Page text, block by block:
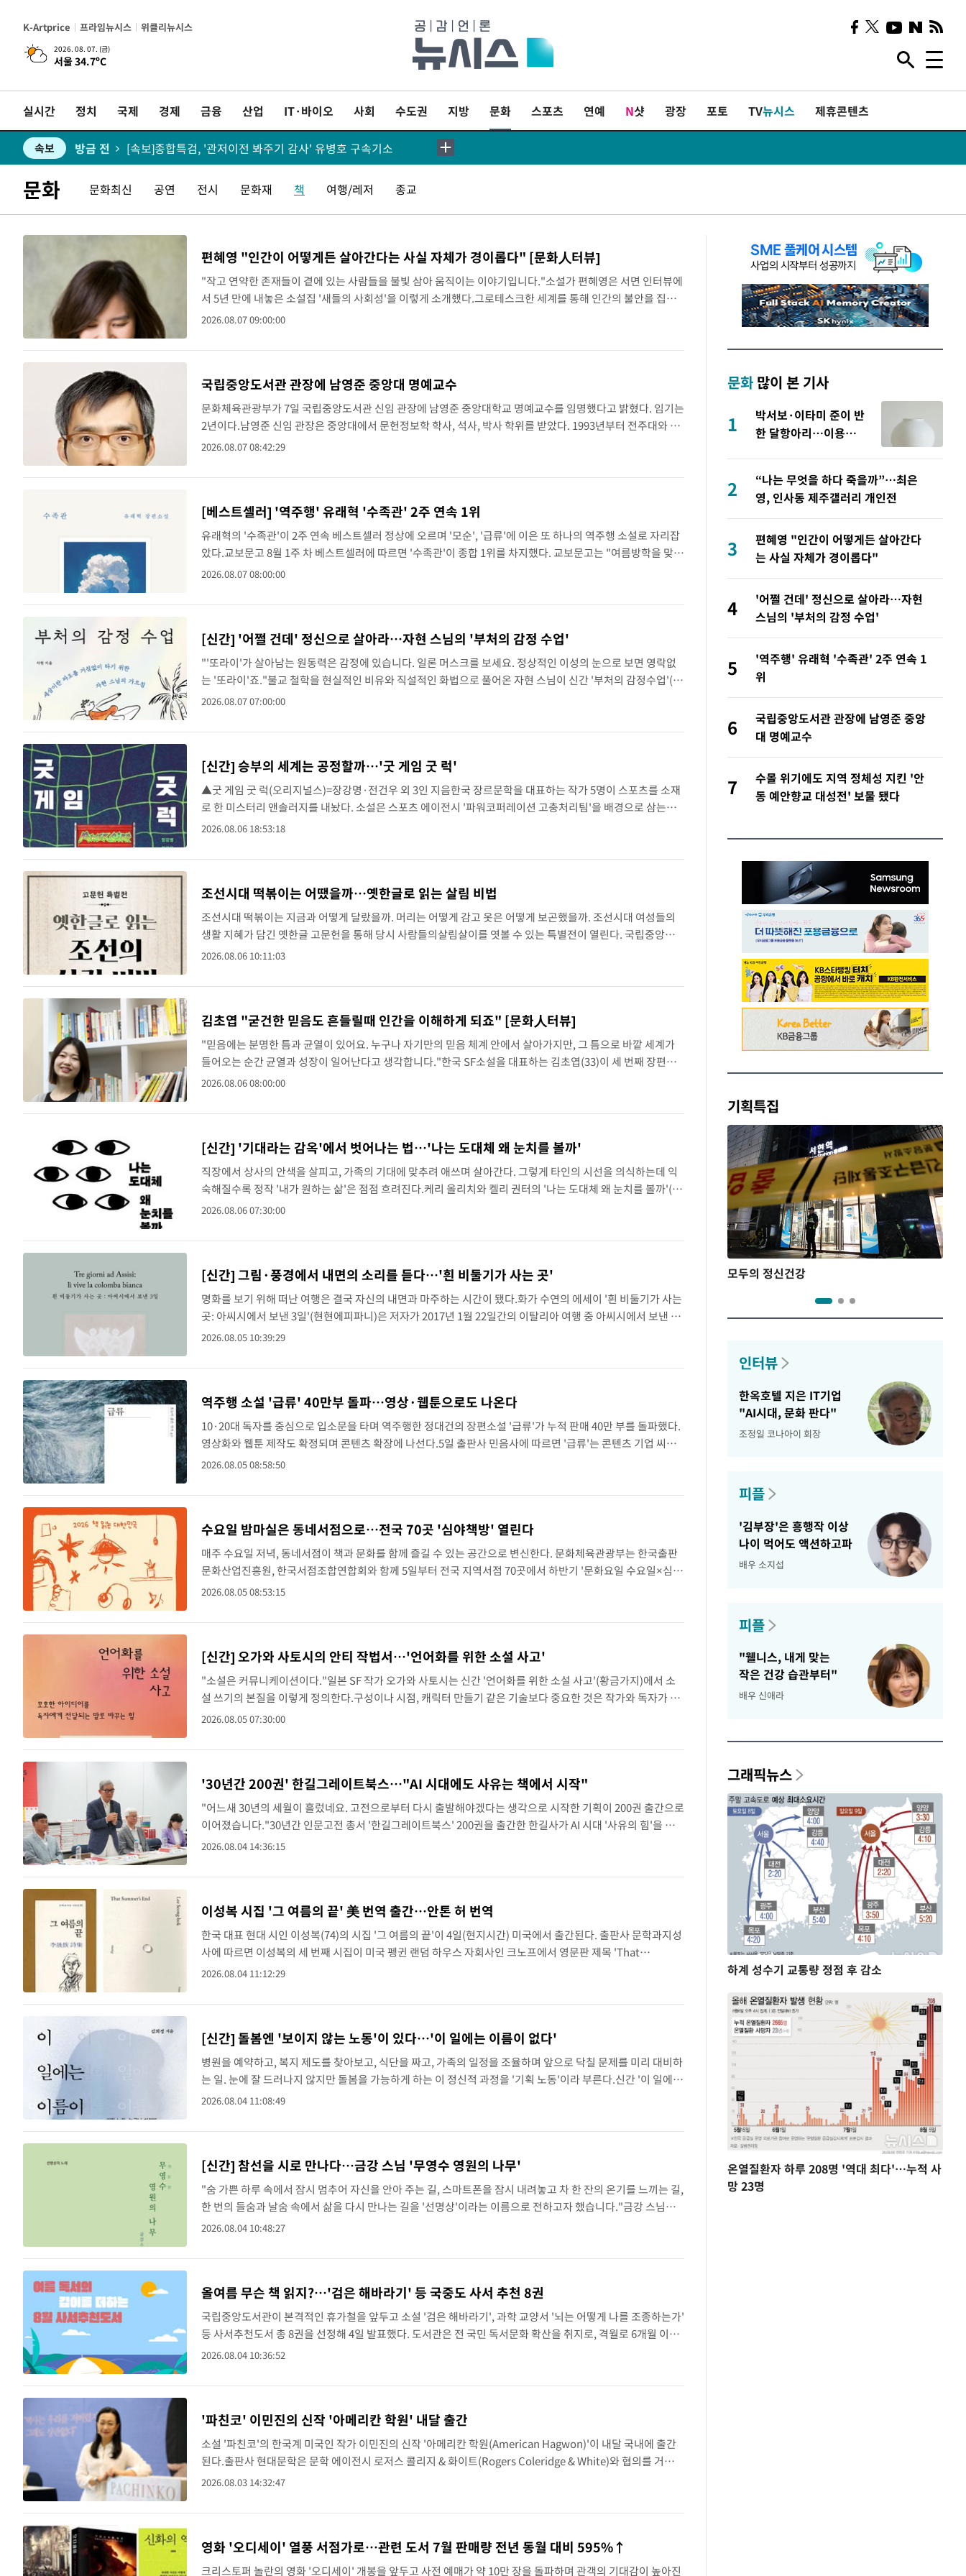
K-Artprice 프라임뉴시스 위클리뉴시스
2026. 08. 07. (금)
서울 34.7ºC
실시간 정치 국제 경제 금융 산업 IT·바이오 사회 수도권 지방 문화 스포츠 연예 N샷 광장 포토 TV뉴시스 제휴콘텐츠
방금 전 [속보] 7월 중국 수출 23.9%↑ 수입 27.5%↑…무역총액 25.3%↑
속보 방금 전 [속보]'채상병 순직 책임' 임성근, 항소심도 징역 3년
속보 방금 전 [속보]종합특검, '관저이전 봐주기 감사' 유병호 구속기소
속보 방금 전 민주 콩고 에볼라환자 4천명 돌파, 4053명 발생 1850명 사망
속보
속보 방금 전 "미 전국적 살모네라 식중독 원인은 멕시코산 할라피뇨"-- CDC
방금 전 [속보]경찰·노동부, HL만도 평택사업장 끼임 사망 관련 압수수색
방금 전 [속보]합수본, '투표율 허위 입력' 중앙·서울·경기도 선관위 등 9곳 압수수색
속보 방금 전 [속보]원·달러 환율, 오전 9시 1423.8원
방금 전 [속보]삼성전자·SK하이닉스 동반 강보합…1%대 상승 출발
방금 전 [속보]코스닥, 5.95포인트(0.74%) 상승한 807.62개장
방금 전 [속보]코스피, 6300선 재탈환…1.09% 오른 6365.07 개장
속보 방금 전
이란, 호르무즈서 "적국 목표물들"과 대치로남부 케슘섬에서 두차례 큰 폭발음
방금 전
속보 방금 전 [속보] 뉴욕증시, 일제 하락 마감…나스닥 0.06%↓
문화 문화최신 공연 전시 문화재 책 여행/레저 종교
편혜영 "인간이 어떻게든 살아간다는 사실 자체가 경이롭다" [문화人터뷰]
"작고 연약한 존재들이 곁에 있는 사람들을 불빛 삼아 움직이는 이야기입니다."소설가 편혜영은 서면 인터뷰에
서 5년 만에 내놓은 소설집 '새들의 사회성'을 이렇게 소개했다.그로테스크한 세계를 통해 인간의 불안을 집요
하게 응시해온 소설가 편혜영이 이번에는 관계와 온기를 이야기한다.책은 '우리가 가는 곳', '새들의 사회성',
2026.08.07 09:00:00
국립중앙도서관 관장에 남영준 중앙대 명예교수
문화체육관광부가 7일 국립중앙도서관 신임 관장에 남영준 중앙대학교 명예교수를 임명했다고 밝혔다. 임기는
2년이다.남영준 신임 관장은 중앙대에서 문헌정보학 학사, 석사, 박사 학위를 받았다. 1993년부터 전주대와 중
앙대 교수로 재직하며 30여 년간 교육과 연구에 매진해 온 문헌정보학 분야의 권위자다. 특히 한국도서관협회
2026.08.07 08:42:29
[베스트셀러] '역주행' 유래혁 '수족관' 2주 연속 1위
유래혁의 '수족관'이 2주 연속 베스트셀러 정상에 오르며 '모순', '급류'에 이은 또 하나의 역주행 소설로 자리잡
았다.교보문고 8월 1주 차 베스트셀러에 따르면 '수족관'이 종합 1위를 차지했다. 교보문고는 "여름방학을 맞아
소설을 읽으려는 독자가 늘어난 데다, SNS를 중심으로 입소문이 퍼지면서 20대 독자층의 꾸준한 선택이 인기
2026.08.07 08:00:00
[신간] '어쩔 건데' 정신으로 살아라…자현 스님의 '부처의 감정 수업'
"'또라이'가 살아남는 원동력은 감정에 있습니다. 일론 머스크를 보세요. 정상적인 이성의 눈으로 보면 영락없
는 '또라이'죠."불교 철학을 현실적인 비유와 직설적인 화법으로 풀어온 자현 스님이 신간 '부처의 감정수업'(오
아시스)을 펴냈다.한국명상심리상담학회 부회장을 맡고 있는 자현 스님은 이 책에서 감정을 억누르거나 제거해
2026.08.07 07:00:00
[신간] 승부의 세계는 공정할까…'굿 게임 굿 럭'
▲굿 게임 굿 럭(오리지널스)=장강명·전건우 외 3인 지음한국 장르문학을 대표하는 작가 5명이 스포츠를 소재
로 한 미스터리 앤솔러지를 내놨다. 소설은 스포츠 에이전시 '파워코퍼레이션 고충처리팀'을 배경으로 삼는다.
선수들의 멘털 관리와 계약 갈등, 사생활 논란 등 경기장 안팎에서 벌어지는 다양한 사건을 다섯 편의 이야기로
2026.08.06 18:53:18
조선시대 떡볶이는 어땠을까…옛한글로 읽는 살림 비법
조선시대 떡볶이는 지금과 어떻게 달랐을까. 머리는 어떻게 감고 옷은 어떻게 보곤했을까. 조선시대 여성들의
생활 지혜가 담긴 옛한글 고문헌을 통해 당시 사람들의살림살이를 엿볼 수 있는 특별전이 열린다. 국립중앙도
서관은 올해 훈민정음 반포 580돌, 한글날 제정 100주년을 맞아 '옛한글로 읽는 조선의 살림 비법' 전시를 개최
2026.08.06 10:11:03
김초엽 "굳건한 믿음도 흔들릴때 인간을 이해하게 되죠" [문화人터뷰]
"믿음에는 분명한 틈과 균열이 있어요. 누구나 자기만의 믿음 체계 안에서 살아가지만, 그 틈으로 바깥 세계가
들어오는 순간 균열과 성장이 일어난다고 생각합니다."한국 SF소설을 대표하는 김초엽(33)이 세 번째 장편소
설 '태양 아래 올리브'(자이언트북스)로 돌아왔다. 과학기술과 낯선 세계를 탐구해 온 작가는 이번에는 종교와
2026.08.06 08:00:00
[신간] '기대라는 감옥'에서 벗어나는 법…'나는 도대체 왜 눈치를 볼까'
직장에서 상사의 안색을 살피고, 가족의 기대에 맞추려 애쓰며 살아간다. 그렇게 타인의 시선을 의식하는데 익
숙해질수록 정작 '내가 원하는 삶'은 점점 흐려진다.케리 올리치와 켈리 권터의 '나는 도대체 왜 눈치를 볼까'(북
플레저)는 이러한 '눈치 문화'를 개인의 소심한 성격이 아닌 사회적 시스템의 문제로 바라본다. 책은 "당신을 가
2026.08.06 07:30:00
[신간] 그림·풍경에서 내면의 소리를 듣다…'흰 비둘기가 사는 곳'
명화를 보기 위해 떠난 여행은 결국 자신의 내면과 마주하는 시간이 됐다.화가 수연의 에세이 '흰 비둘기가 사는
곳: 아씨시에서 보낸 3일'(현현에피파니)은 저자가 2017년 1월 22일간의 이탈리아 여행 중 아씨시에서 보낸 사
흘을 일기 형식으로 엮은 기록이다.이탈리아 중부의 작은 도시 아씨시는 성 프란치스코의 발자취가 남아 있는
2026.08.05 10:39:29
역주행 소설 '급류' 40만부 돌파…영상·웹툰으로도 나온다
10·20대 독자를 중심으로 입소문을 타며 역주행한 정대건의 장편소설 '급류'가 누적 판매 40만 부를 돌파했다.
영상화와 웹툰 제작도 확정되며 콘텐츠 확장에 나선다.5일 출판사 민음사에 따르면 '급류'는 콘텐츠 기업 씨엔
씨레볼루션과 영상화 및 웹툰 판권 계약을 체결했다. 2022년 출간된 '급류'는 저수지와 계곡으로 유명한 지방
2026.08.05 08:58:50
수요일 밤마실은 동네서점으로…전국 70곳 '심야책방' 열린다
매주 수요일 저녁, 동네서점이 책과 문화를 함께 즐길 수 있는 공간으로 변신한다. 문화체육관광부는 한국출판
문화산업진흥원, 한국서점조합연합회와 함께 5일부터 전국 지역서점 70곳에서 하반기 '문화요일 수요일×심야
책방'을 운영한다고 밝혔다. 지난 6월 15일부터 30일까지 참여서점 공모를 통해 선정된 70곳은 서울·경기 35
2026.08.05 08:53:15
[신간] 오가와 사토시의 안티 작법서…'언어화를 위한 소설 사고'
"소설은 커뮤니케이션이다."일본 SF 작가 오가와 사토시는 신간 '언어화를 위한 소설 사고'(황금가지)에서 소
설 쓰기의 본질을 이렇게 정의한다.구성이나 시점, 캐릭터 만들기 같은 기술보다 중요한 것은 작가와 독자가 언
어를 통해 세계를 함께 만들어가는 과정이라는 것이다. '유트로니카의 이편', '게임의 왕국', '지도와 주먹', '너의
2026.08.05 07:30:00
'30년간 200권' 한길그레이트북스…"AI 시대에도 사유는 책에서 시작"
"어느새 30년의 세월이 흘렀네요. 고전으로부터 다시 출발해야겠다는 생각으로 시작한 기획이 200권 출간으로
이어졌습니다."30년간 인문고전 총서 '한길그레이트북스' 200권을 출간한 한길사가 AI 시대 '사유의 힘'을 다
시 화두로 던졌다.김언호 한길사 대표는 4일 서울 마포구 김대중도서관에서 열린 '한길그레이트북스' 200권 출
2026.08.04 14:36:15
이성복 시집 '그 여름의 끝' 美 번역 출간…안톤 허 번역
한국 대표 현대 시인 이성복(74)의 시집 '그 여름의 끝'이 4일(현지시간) 미국에서 출간된다. 출판사 문학과지성
사에 따르면 이성복의 세 번째 시집이 미국 펭귄 랜덤 하우스 자회사인 크노프에서 영문판 제목 'That
Summer's End)로 출간된다.영문판은 안톤 허가 번역했다. 안톤 허는 2023년 9월 현지에서 출간된 시인의
2026.08.04 11:12:29
[신간] 돌봄엔 '보이지 않는 노동'이 있다…'이 일에는 이름이 없다'
병원을 예약하고, 복지 제도를 찾아보고, 식단을 짜고, 가족의 일정을 조율하며 앞으로 닥칠 문제를 미리 대비하
는 일. 눈에 잘 드러나지 않지만 돌봄을 가능하게 하는 이 정신적 과정을 '기획 노동'이라 부른다.신간 '이 일에는
이름이 없다'(웨일북)는 국내 연구진이 2024년 이름 붙인 '기획 노동'을 들여다본다. 해외에서는 '인지 노동'이
2026.08.04 11:08:49
[신간] 참선을 시로 만나다…금강 스님 '무영수 영원의 나무'
"숨 가쁜 하루 속에서 잠시 멈추어 자신을 안아 주는 길, 스마트폰을 잠시 내려놓고 차 한 잔의 온기를 느끼는 길,
한 번의 들숨과 날숨 속에서 삶을 다시 만나는 길을 '선명상'이라는 이름으로 전하고자 했습니다."금강 스님이
시집 '무영수(無影樹) 영원의 나무'(담마북스)를 통해 현대인의 일상 속으로 선명상의 메시지를 전한다. 한국
2026.08.04 10:48:27
올여름 무슨 책 읽지?…'검은 해바라기' 등 국중도 사서 추천 8권
국립중앙도서관이 본격적인 휴가철을 앞두고 소설 '검은 해바라기', 과학 교양서 '뇌는 어떻게 나를 조종하는가'
등 사서추천도서 총 8권을 선정해 4일 발표했다. 도서관은 전 국민 독서문화 확산을 취지로, 격월로 6개월 이내
에 발간된 신간 도서를 대상으로 '사서추천도서'를 ▲문학 ▲인문예술 ▲사회과학 ▲자연과학 등 분야별 서적
2026.08.04 10:36:52
'파친코' 이민진의 신작 '아메리칸 학원' 내달 출간
소설 '파친코'의 한국계 미국인 작가 이민진의 신작 '아메리칸 학원(American Hagwon)'이 내달 국내에 출간
된다.출판사 현대문학은 문학 에이전시 로저스 콜리지 & 화이트(Rogers Coleridge & White)와 협의를 거쳐
한국어판 출판권을 확보했다고 3일 밝혔다. 한국어판은 북미판이 출간되는 다음 달 29일에 맞춰 국내에서도 ..
2026.08.03 14:32:47
영화 '오디세이' 열풍 서점가로…관련 도서 7월 판매량 전년 동월 대비 595%↑
크리스토퍼 놀란의 영화 '오디세이' 개봉을 앞두고 사전 예매가 약 10만 장을 돌파하며 관객의 기대감이 높아진
문화 많이 본 기사
1
박서보·이타미 준이 반
한 달항아리…이용순
2
“나는 무엇을 하다 죽을까”…최은
영, 인사동 제주갤러리 개인전
3
편혜영 "인간이 어떻게든 살아간다
는 사실 자체가 경이롭다"
4
'어쩔 건데' 정신으로 살아라…자현
스님의 '부처의 감정 수업'
5
'역주행' 유래혁 '수족관' 2주 연속 1
위
6
국립중앙도서관 관장에 남영준 중앙
대 명예교수
7
수몰 위기에도 지역 정체성 지킨 '안
동 예안향교 대성전' 보물 됐다
기획특집
모두의 정신건강
인터뷰
한옥호텔 지은 IT기업
"AI시대, 문화 판다"
조정일 코나아이 회장
피플
'김부장'은 흥행작 이상
나이 먹어도 액션하고파
배우 소지섭
피플
"웰니스, 내게 맞는
작은 건강 습관부터"
배우 신애라
그래픽뉴스
하계 성수기 교통량 정점 후 감소
온열질환자 하루 208명 '역대 최다'…누적 사
망 23명